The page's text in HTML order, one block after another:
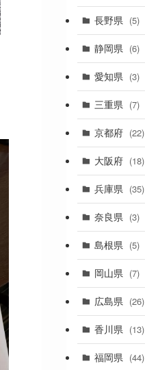
(1)
(5)
(1)
(1)
(11)
(4)
(4)
(17)
(4)
(7)
(3)
(1)
長野県 (5)
静岡県 (6)
愛知県 (3)
三重県 (7)
京都府 (22)
大阪府 (18)
兵庫県 (35)
奈良県 (3)
島根県 (5)
岡山県 (7)
広島県 (26)
香川県 (13)
福岡県 (44)